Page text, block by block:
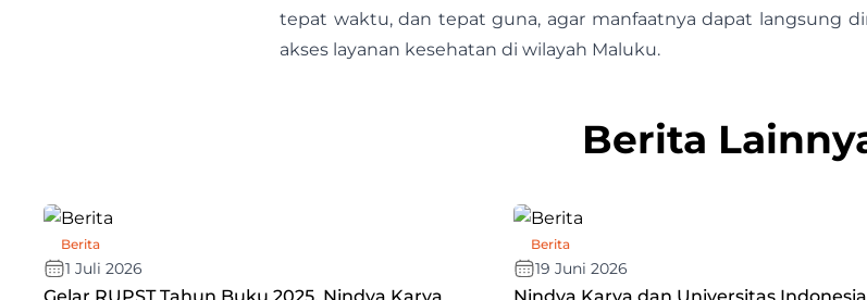
tepat waktu, dan tepat guna, agar manfaatnya dapat langsung
akses layanan kesehatan di wilayah Maluku.
Berita
Berita
1 Juli 2026
Gelar RUPST Tahun Buku 2025, Nindya Karya
Berita
19 Juni 2026
Nindya Karya dan Universitas Indonesia